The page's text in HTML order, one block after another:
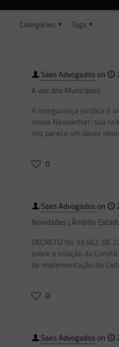
Categories Tags
Saes Advogadoson
A voz dos Municípios
A insegurança jurídica é
nossa Newsletter: sua
nos parece um dever
0
Saes Advogadoson
Novidades | Âmbito
DECRETO No 33.662, DE
sobre a criação do
de implementação do
0
Saes Advogadoson